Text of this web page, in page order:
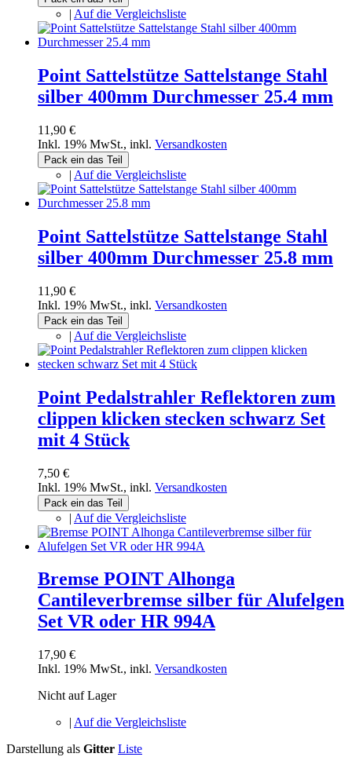
| Auf die Vergleichsliste
Point Sattelstütze Sattelstange Stahl
silber 400mm Durchmesser 25.4 mm
11,90 €
Inkl. 19% MwSt., inkl. Versandkosten
Pack ein das Teil
| Auf die Vergleichsliste
Point Sattelstütze Sattelstange Stahl
silber 400mm Durchmesser 25.8 mm
11,90 €
Inkl. 19% MwSt., inkl. Versandkosten
Pack ein das Teil
| Auf die Vergleichsliste
Point Pedalstrahler Reflektoren zum
clippen klicken stecken schwarz Set
mit 4 Stück
7,50 €
Inkl. 19% MwSt., inkl. Versandkosten
Pack ein das Teil
| Auf die Vergleichsliste
Bremse POINT Alhonga
Cantileverbremse silber für Alufelgen
Set VR oder HR 994A
17,90 €
Inkl. 19% MwSt., inkl. Versandkosten
Nicht auf Lager
| Auf die Vergleichsliste
Darstellung als Gitter Liste